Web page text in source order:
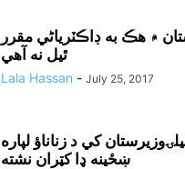
۾ هڪ به ڊاڪٽرياڻي مقرر
ٿيل نه آهي
Lala Hassan - July 25, 2017
کي د زناناؤ لپاره
ښځينه ډا کټران نشته